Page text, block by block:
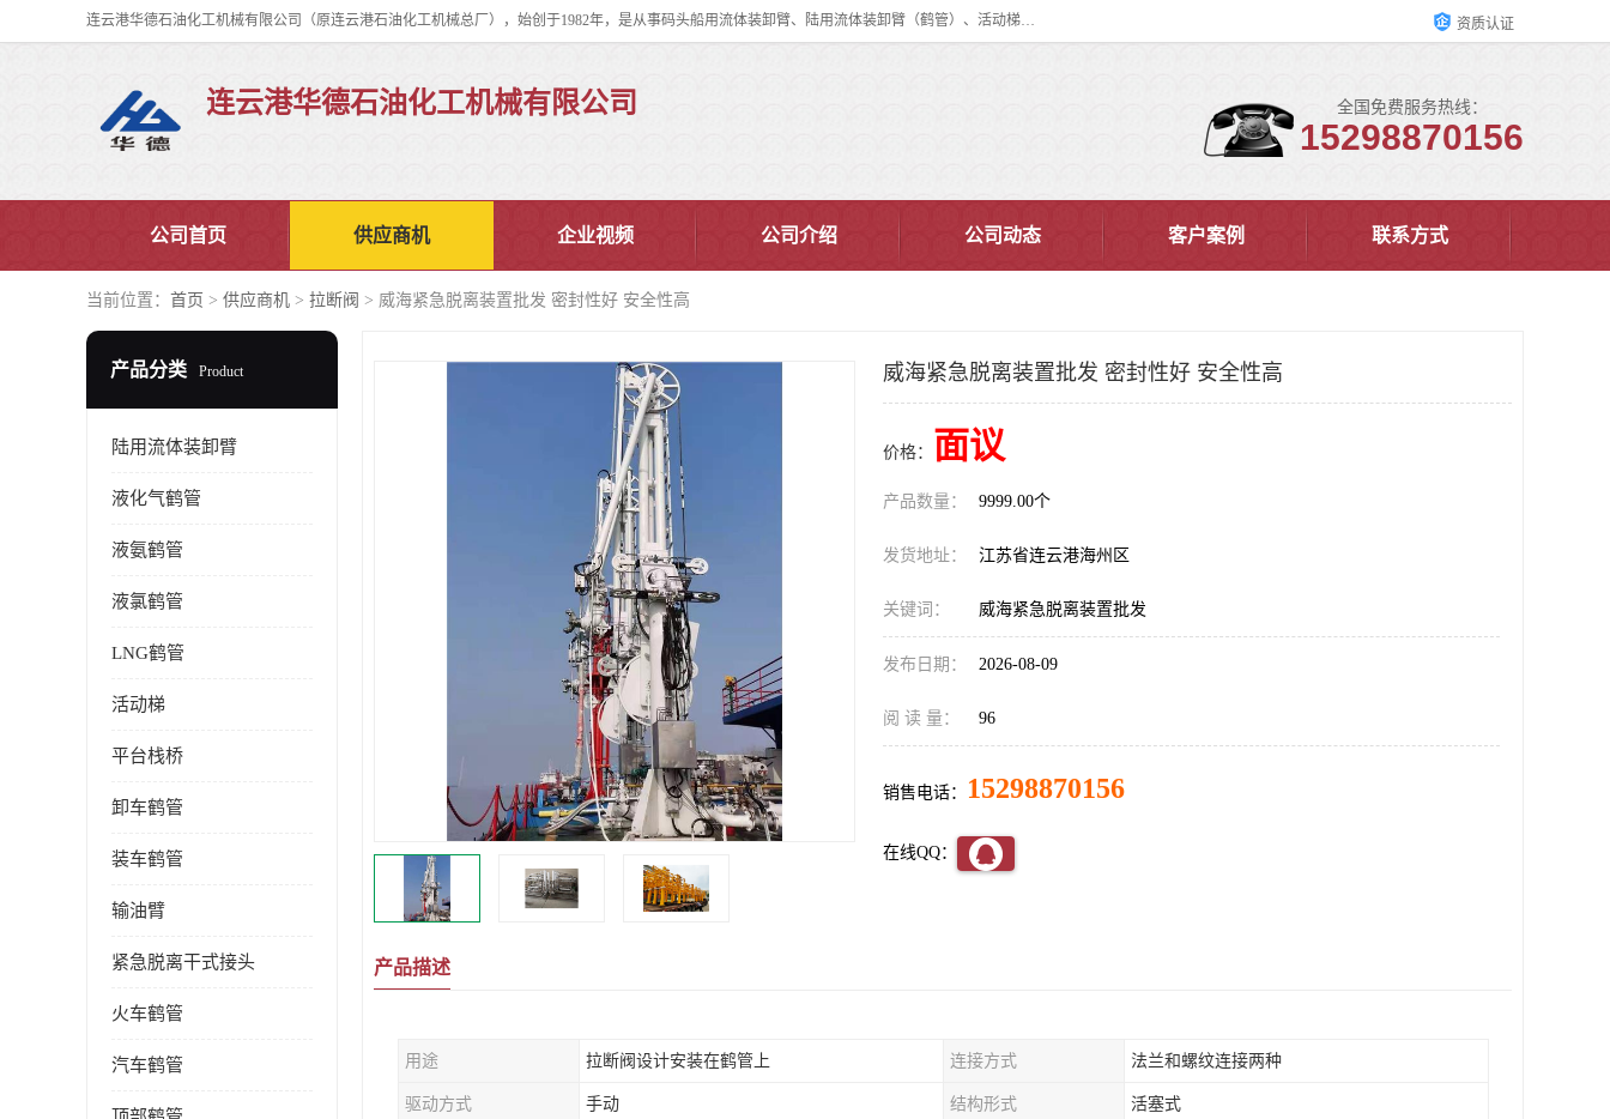
连云港华德石油化工机械有限公司（原连云港石油化工机械总厂），始创于1982年，是从事码头船用流体装卸臂、陆用流体装卸臂（鹤管）、活动梯、钢构平台、定量装车系统等全系列流体装卸设备的设计、制造、销售以及服务的专业供应商。 资质认证
连云港华德石油化工机械有限公司 全国免费服务热线：
15298870156
公司首页 供应商机 企业视频 公司介绍 公司动态 客户案例 联系方式
当前位置： 首页 > 供应商机 > 拉断阀 > 威海紧急脱离装置批发 密封性好 安全性高
产品分类 Product
陆用流体装卸臂
液化气鹤管
液氨鹤管
液氯鹤管
LNG鹤管
活动梯
平台栈桥
卸车鹤管
装车鹤管
输油臂
紧急脱离干式接头
火车鹤管
汽车鹤管
威海紧急脱离装置批发 密封性好 安全性高
价格： 面议
产品数量： 9999.00个
发货地址： 江苏省连云港海州区
关键词： 威海紧急脱离装置批发
发布日期： 2026-08-09
阅 读 量： 96
销售电话： 15298870156
在线QQ：
产品描述
用途 拉断阀设计安装在鹤管上 连接方式 法兰和螺纹连接两种
驱动方式 手动 结构形式 活塞式